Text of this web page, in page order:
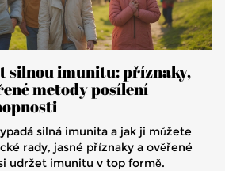
silnou imunitu: příznaky,
metody posílení
silná imunita a jak ji můžete
rady, jasné příznaky a ověřené
udržet imunitu v top formě.